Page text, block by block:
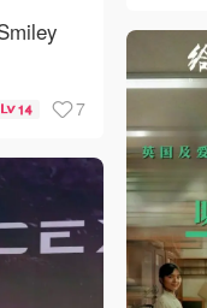
14 7